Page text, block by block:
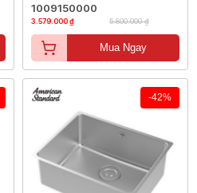
1009150000
3.579.000 ₫ 5.800.000 ₫
Mua Ngay
-42%